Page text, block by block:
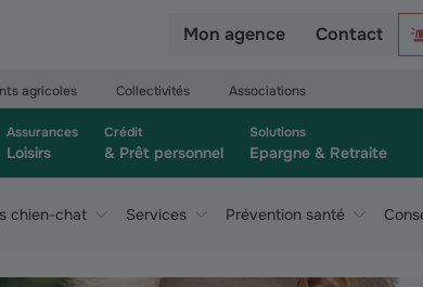
Mon agence Contact
agricoles Collectivités Associations
Assurances
Loisirs
Crédit
& Prêt personnel
Solutions
Epargne & Retraite
chien-chat Services Prévention santé